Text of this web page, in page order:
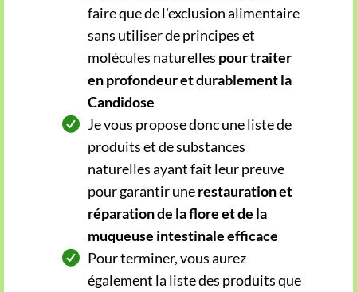
faire que de l'exclusion alimentaire
sans utiliser de principes et
molécules naturelles pour traiter
en profondeur et durablement la
Candidose
Je vous propose donc une liste de
produits et de substances
naturelles ayant fait leur preuve
pour garantir unerestauration et
réparation de la flore et de la
muqueuse intestinale efficace
Pour terminer, vous aurez
également la liste des produits que